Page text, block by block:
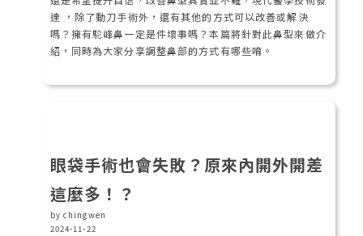
達 ，除了動刀手術外，還有其他的方式可以改善或解決
嗎？擁有駝峰鼻一定是件壞事嗎？本篇將針對此鼻型來做介
紹，同時為大家分享調整鼻部的方式有哪些唷。
眼袋手術也會失敗？原來內開外開差
這麼多！？
by chingwen
2024-11-22